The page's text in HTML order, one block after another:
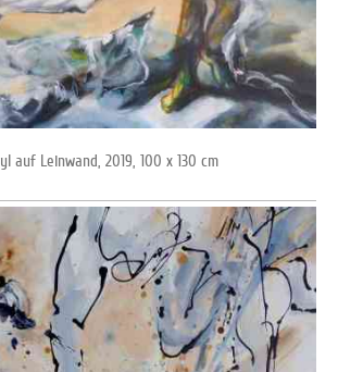
auf Leinwand, 2019, 100 x 130 cm